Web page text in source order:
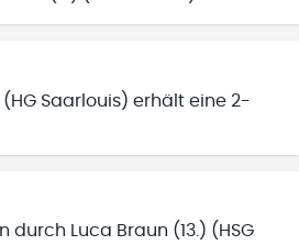
Saarlouis) erhält eine 2-
durch Luca Braun (13.) (HSG